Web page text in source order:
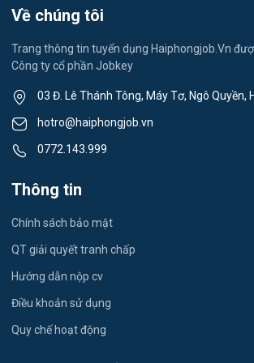
Lái xe
Tiếng Nhật
Du lịch
Công nhân
Thời Vụ
Tiếng Hàn
Việc làm Nam Đồng
Việc làm Tân Hưng
Việc làm Ái Quốc
Việc làm Chu Văn An
Việc làm Trần Hưng Đạo
Về chúng tôi
Trang thông tin tuyển dụng Haiphongjob.Vn
Công ty cổ phần Jobkey
03 Đ. Lê Thánh Tông, Máy Tơ, Ngô Quyền,
hotro@haiphongjob.vn
0772.143.999
Thông tin
Chính sách bảo mật
QT giải quyết tranh chấp
Hướng dẫn nộp cv
Điều khoản sử dụng
Quy chế hoạt động